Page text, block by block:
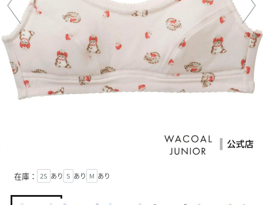
在庫： 2S あり S あり M あり